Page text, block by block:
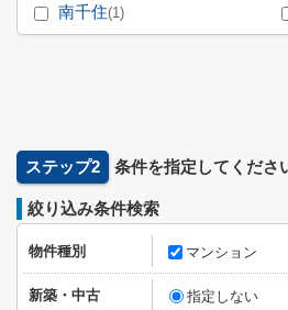
南千住(1)
ステップ2 条件を指定してくださ
絞り込み条件検索
物件種別 マンション
新築・中古 指定しない